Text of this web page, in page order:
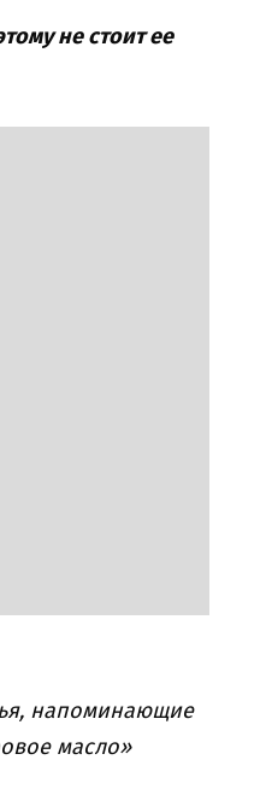
не стоит ее
напоминающие
масло»